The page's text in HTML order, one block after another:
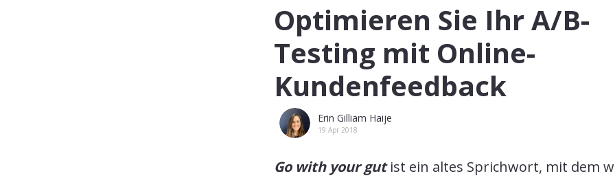
Optimieren Sie Ihr A/B-
Testing mit Online-
Kundenfeedback
Erin Gilliam Haije
19 Apr 2018
Go with your gutist ein altes Sprichwort, mit dem